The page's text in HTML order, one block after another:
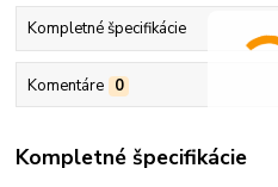
Kompletné špecifikácie
Komentáre 0
Kompletné špecifikácie